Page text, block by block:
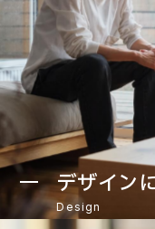
デザイン
Design